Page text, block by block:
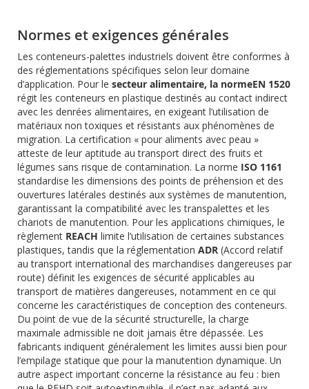
Normes et exigences générales
Les conteneurs-palettes industriels doivent être conformes à
des réglementations spécifiques selon leur domaine
d’application. Pour le secteur alimentaire, la normeEN 1520
régit les conteneurs en plastique destinés au contact indirect
avec les denrées alimentaires, en exigeant l’utilisation de
matériaux non toxiques et résistants aux phénomènes de
migration. La certification « pour aliments avec peau »
atteste de leur aptitude au transport direct des fruits et
légumes sans risque de contamination. La norme ISO 1161
standardise les dimensions des points de préhension et des
ouvertures latérales destinés aux systèmes de manutention,
garantissant la compatibilité avec les transpalettes et les
chariots de manutention. Pour les applications chimiques, le
règlement REACH limite l’utilisation de certaines substances
plastiques, tandis que la réglementation ADR (Accord relatif
au transport international des marchandises dangereuses par
route) définit les exigences de sécurité applicables au
transport de matières dangereuses, notamment en ce qui
concerne les caractéristiques de conception des conteneurs.
Du point de vue de la sécurité structurelle, la charge
maximale admissible ne doit jamais être dépassée. Les
fabricants indiquent généralement les limites aussi bien pour
l’empilage statique que pour la manutention dynamique. Un
autre aspect important concerne la résistance au feu : bien